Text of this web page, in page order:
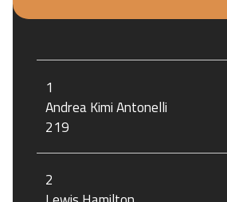
1
Andrea Kimi Antonelli
219
2